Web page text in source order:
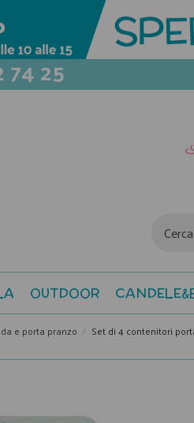
74 25
OUTDOOR
e porta pranzo Set di 4 contenitori